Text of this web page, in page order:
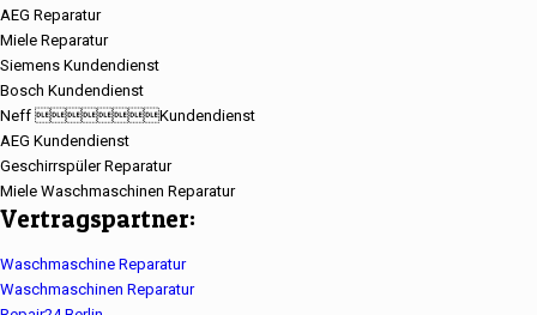
AEG Reparatur
Miele Reparatur
Siemens Kundendienst
Bosch Kundendienst
Neff Kundendienst
AEG Kundendienst
Geschirrspüler Reparatur
Miele Waschmaschinen Reparatur
Vertragspartner:
Waschmaschine Reparatur
Waschmaschinen Reparatur